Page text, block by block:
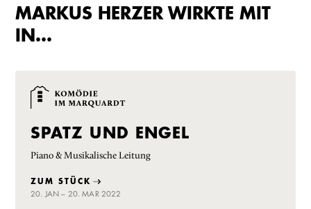
MARKUS HERZER WIRKTE MIT
IN…
SPATZ UND ENGEL
Piano & Musikalische Leitung
ZUM STÜCK
20. JAN – 20. MAR 2022